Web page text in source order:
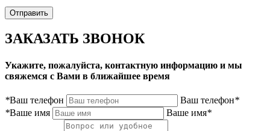
ЗАКАЗАТЬ ЗВОНОК
Укажите, пожалуйста, контактную информацию и мы
свяжемся с Вами в ближайшее время
*Ваш телефон Ваш телефон*
*Ваше имя Ваше имя*